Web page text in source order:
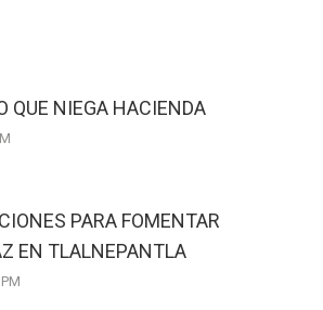
QUE NIEGA HACIENDA
PARA FOMENTAR
EN TLALNEPANTLA